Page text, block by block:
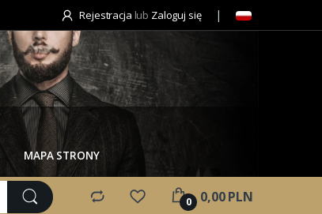
Rejestracja lub Zaloguj się
MAPA STRONY
0 0,00 PLN